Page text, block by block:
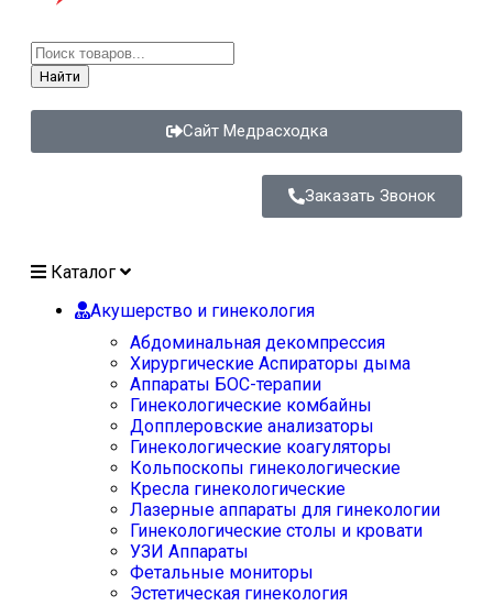
Найти
Сайт Медрасходка
Заказать Звонок
Каталог
Акушерство и гинекология
Абдоминальная декомпрессия
Хирургические Аспираторы дыма
Аппараты БОС-терапии
Гинекологические комбайны
Допплеровские анализаторы
Гинекологические коагуляторы
Кольпоскопы гинекологические
Кресла гинекологические
Лазерные аппараты для гинекологии
Гинекологические столы и кровати
УЗИ Аппараты
Фетальные мониторы
Эстетическая гинекология